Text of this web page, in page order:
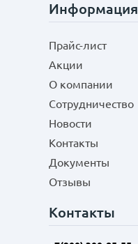
Информация
Прайс-лист
Акции
О компании
Сотрудничество
Новости
Контакты
Документы
Отзывы
Контакты